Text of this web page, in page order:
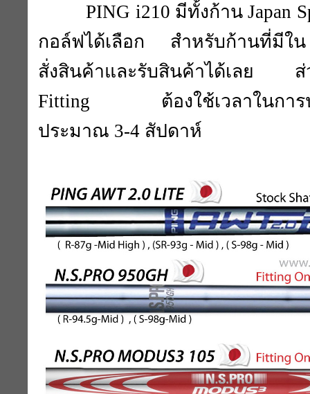
PING i210 มีทั้งก้าน Japan
กอล์ฟได้เลือก สำหรับก้านที่มีใน
สั่งสินค้าและรับสินค้าได้เลย ส่
Fitting ต้องใช้เวลาในการป
ประมาณ 3-4 สัปดาห์